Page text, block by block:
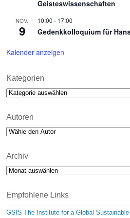
Geisteswissenschaften
NOV.
9
10:00 - 17:00
Gedenkkolloquium für
Kalender anzeigen
Kategorien
Kategorien
Autoren
Archiv
Archiv
Empfohlene Links
GSIS The Institute for a Global